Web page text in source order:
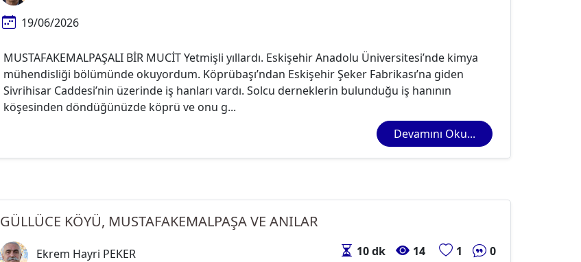
19/06/2026
MUSTAFAKEMALPAŞALI BİR MUCİT Yetmişli yıllardı. Eskişehir Anadolu Üniversitesi’nde kimya
mühendisliği bölümünde okuyordum. Köprübaşı’ndan Eskişehir Şeker Fabrikası’na giden
Sivrihisar Caddesi’nin üzerinde iş hanları vardı. Solcu derneklerin bulunduğu iş hanının
köşesinden döndüğünüzde köprü ve onu g...
Devamını Oku...
GÜLLÜCE KÖYÜ, MUSTAFAKEMALPAŞA VE ANILAR
Ekrem Hayri PEKER 10 dk 14 1 0